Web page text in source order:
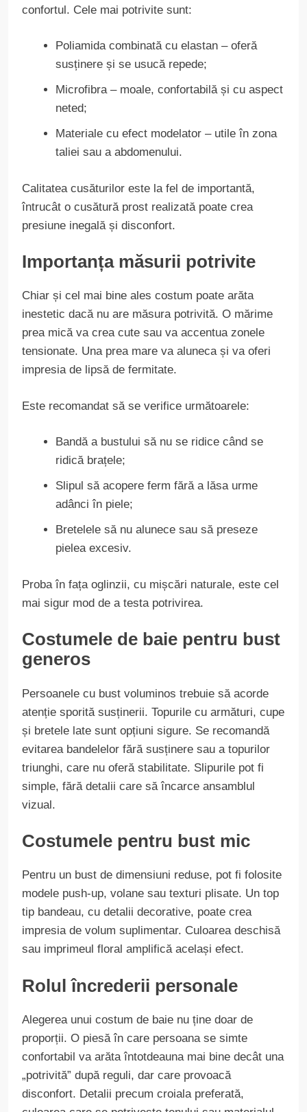
confortul. Cele mai potrivite sunt:
Poliamida combinată cu elastan – oferă
susținere și se usucă repede;
Microfibra – moale, confortabilă și cu aspect
neted;
Materiale cu efect modelator – utile în zona
taliei sau a abdomenului.
Calitatea cusăturilor este la fel de importantă,
întrucât o cusătură prost realizată poate crea
presiune inegală și disconfort.
Importanța măsurii potrivite
Chiar și cel mai bine ales costum poate arăta
inestetic dacă nu are măsura potrivită. O mărime
prea mică va crea cute sau va accentua zonele
tensionate. Una prea mare va aluneca și va oferi
impresia de lipsă de fermitate.
Este recomandat să se verifice următoarele:
Bandă a bustului să nu se ridice când se
ridică brațele;
Slipul să acopere ferm fără a lăsa urme
adânci în piele;
Bretelele să nu alunece sau să preseze
pielea excesiv.
Proba în fața oglinzii, cu mișcări naturale, este cel
mai sigur mod de a testa potrivirea.
Costumele de baie pentru bust
generos
Persoanele cu bust voluminos trebuie să acorde
atenție sporită susținerii. Topurile cu armături, cupe
și bretele late sunt opțiuni sigure. Se recomandă
evitarea bandelelor fără susținere sau a topurilor
triunghi, care nu oferă stabilitate. Slipurile pot fi
simple, fără detalii care să încarce ansamblul
vizual.
Costumele pentru bust mic
Pentru un bust de dimensiuni reduse, pot fi folosite
modele push-up, volane sau texturi plisate. Un top
tip bandeau, cu detalii decorative, poate crea
impresia de volum suplimentar. Culoarea deschisă
sau imprimeul floral amplifică același efect.
Rolul încrederii personale
Alegerea unui costum de baie nu ține doar de
proporții. O piesă în care persoana se simte
confortabil va arăta întotdeauna mai bine decât una
„potrivită” după reguli, dar care provoacă
disconfort. Detalii precum croiala preferată,